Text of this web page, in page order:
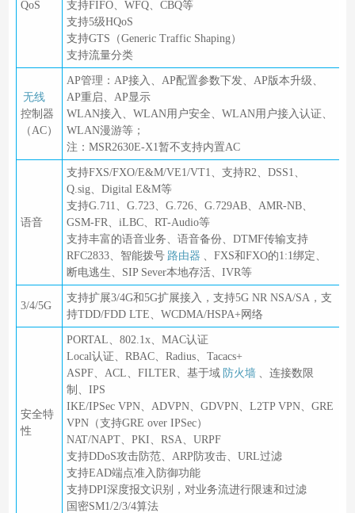
QoS
支持FIFO、WFQ、CBQ等
支持5级HQoS
支持GTS（Generic Traffic Shaping）
支持流量分类
无线
控制器
（AC）
AP管理：AP接入、AP配置参数下发、AP版本升级、
AP重启、AP显示
WLAN接入、WLAN用户安全、WLAN用户接入认证、
WLAN漫游等；
注：MSR2630E-X1暂不支持内置AC
语音
支持FXS/FXO/E&M/VE1/VT1、支持R2、DSS1、
Q.sig、Digital E&M等
支持G.711、G.723、G.726、G.729AB、AMR-NB、
GSM-FR、iLBC、RT-Audio等
支持丰富的语音业务、语音备份、DTMF传输支持
RFC2833、智能拨号 路由器
、FXS和FXO的1:1绑定、
断电逃生、SIP Sever本地存活、IVR等
3/4/5G
支持扩展3/4G和5G扩展接入，支持5G NR NSA/SA，支
持TDD/FDD LTE、WCDMA/HSPA+网络
安全特
性
PORTAL、802.1x、MAC认证
Local认证、RBAC、Radius、Tacacs+
ASPF、ACL、FILTER、基于域 防火墙
、连接数限
制、IPS
IKE/IPSec VPN、ADVPN、GDVPN、L2TP VPN、GRE
VPN（支持GRE over IPSec）
NAT/NAPT、PKI、RSA、URPF
支持DDoS攻击防范、ARP防攻击、URL过滤
支持EAD端点准入防御功能
支持DPI深度报文识别，对业务流进行限速和过滤
国密SM1/2/3/4算法